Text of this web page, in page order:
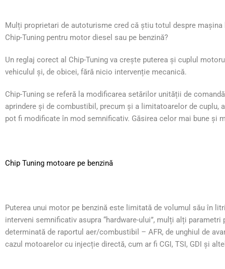
Mulți proprietari de autoturisme cred că știu totul despre
Chip-Tuning pentru motor diesel sau pe benzină?
Un reglaj corect al Chip-Tuning va crește puterea și cuplul
vehiculul și, de obicei, fără nicio intervenție mecanică.
Chip-Tuning se referă la modificarea setărilor unității de
aprindere și de combustibil, precum și a limitatoarelor de
pot fi modificate în mod semnificativ. Găsirea celor mai bune și
Chip Tuning motoare pe benzină
Puterea unui motor pe benzină este limitată de volumul său în
interveni semnificativ asupra “hardware-ului”, mulți alți
determinată de raportul aer/combustibil – AFR, de unghiul de
cazul motoarelor cu injecție directă, cum ar fi CGI, TSI, GDI și